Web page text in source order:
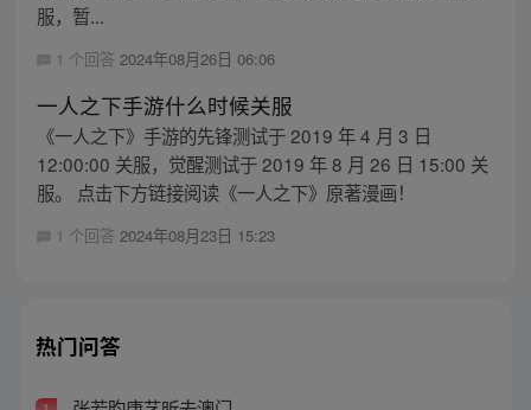
服，暂...
1 个回答 2024年08月26日 06:06
一人之下手游什么时候关服
《一人之下》手游的先锋测试于 2019 年 4 月 3 日
12:00:00 关服，觉醒测试于 2019 年 8 月 26 日 15:00 关
服。 点击下方链接阅读《一人之下》原著漫画！
1 个回答 2024年08月23日 15:23
热门问答